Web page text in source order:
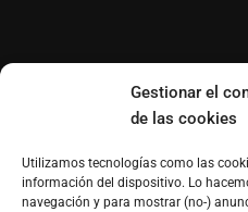
Gestionar el
de las cookies
Utilizamos tecnologías como las
información del dispositivo. Lo
navegación y para mostrar (no-)